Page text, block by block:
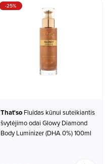
That'so
švytėjimo odai Glowy Diamond
Body Luminizer (DHA 0%) 100ml
-25%